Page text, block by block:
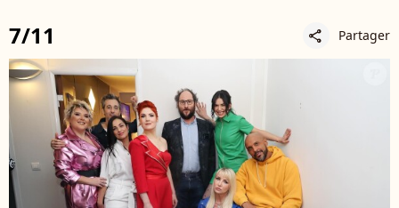
7/11 share Partager